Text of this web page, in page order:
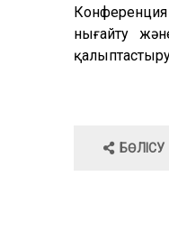
нығайту
БӨЛІСУ